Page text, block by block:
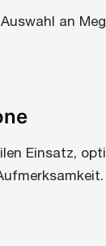
an
Einsatz,